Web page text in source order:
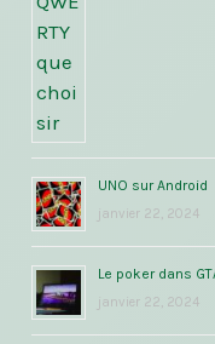
UNO sur Android
janvier 22, 2024
Le poker dans
janvier 22, 2024